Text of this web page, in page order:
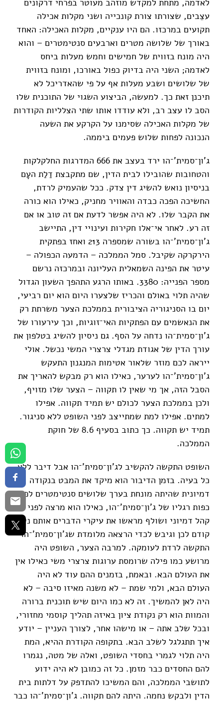
עצֵבים, שצורתו צורת קונכייה ושני מקלות אכילה
תקועים במרכזו. הם היו ענקיים, מקלות האכילה: האחד
באורך של שלושה מטרים וארבעים סנטימטרים – והוא
היה מונח בזווית של חמישים וחמש מעלות ביחס
לאדמה; השני היה בדיוק כפול באורכו, ומונח בזווית
של שלושים ושבע מעלות אף על פי שהאדריכל לא
תיכנן זאת כך. למעשה, הביצוע השגוי של התוכנית שלו
הסב לו עצב רב, ולא עודדו אותו שתי הצלליות הקודרות
של מקלות האכילה שסימנו על הקרקע את השעה
הנכונה לפחות שלוש פעמים ביממה.
ג'ון־סמית'־הו ירד בעצב את 666 המדרגות החלקלקות
והטחובות שהובילו לבית הדין, שם מתקבצת דַלַת העָם
בניסיון נואש להשיג דין צדק. ככל שהעמיק לרדת,
החשיכה הפכה כבדה והאוויר מחניק, כאילו הוא כורה
את הקבר שלו. לא היה אפשר לדעת אם זה טוב או אם
זה רע. לאחר אי־אלו חקירות ועינויי דין, התיישב
ג'ון־סמית'־הו בשורה שמספרה 213 ואחז בפתקית
הירקרקה שקיבל. סמל הממלכה – הדמעה הכפולה –
עיטר את הפינה השמאלית העליונה ובמרכזה נרשם
מספר הפנייה: 3380. באותו הרגע התהפך השעון הגדול
שהיה תלוי באולם והכריז שלצערו היום הוא יום רביעי,
יום בו הסניגוריה הציבורית בממלכת הצער משרתת רק
את הנאשמים עם הפתקיות האי־זוגיות, וכך עירעורו של
ג'ון־סמית־הו נדחה על הסף. גם ניסיון להשיג בטלפון את
עורך הדין של אגודת מגדלי צרצרי המשי נכשל. אולי
ייראה לכם מוזר שלאור אטימות המנגנון התעקש
ג'ון־סמית'־הו לערער, כאילו הוא רק מבקש להאריך את
הסבל הזה, אך מי שאין לו תקווה – הצער שלו מזויף,
ולכן בממלכת הצער לכולם יש תמיד תקווה. אפילו
למתים. אפילו למת שמתייצב לפני השופט ללא סניגור.
תמיד יש תקווה. כך כתוב בסעיף 8.6 של חוקת
הממלכה.
השופט התקשה להקשיב לג'ון־סמית'־הו אבל דיבר ללא
כל בעיה. בזמן הדיבור הוא מיקד את המבט בנקודה
דמיונית שהיתה מונחת בערך שלושים סנטימטרים לפי
כפות רגליו של ג'ון־סמית'־הו, כאילו הוא מרצה לפני
קהל דמיוני ושולף מראשו את עיקרי הדברים אותם ניסח
קודם לכן וגיבש לכדי הרצאה מלומדת שג'ון־סמית'־הו
התקשה לרדת לעומקה. למרבה הצער, השופט היה
מרושע כמו פילה שרומסת ערוגות צרצרי משי כאילו אין
את העולם הבא. ובאמת, בזמנים ההם עוד לא היה
העולם הבא, ולמי שמת – לא משנה מאיזו סיבה – לא
היה לאן להמשיך. זה לא כמו היום שיש תוכנית ברורה
והמוות הוא רק נקודת ציון באיזה תהליך קוסמי מחזורי,
ובכל שלב אתה – או מישהו אחר, לצורך העניין – יודע
איך תתגלגל לשלב הבא. בתקופה הקודרת ההיא, המת
היה תלוי לגמרי בחסדי השופט, ואלה של מטה, נגמרו
להם החסדים כבר מזמן. כל זה כמובן לא היה ידוע
לתושבי הממלכה, והם המשיכו להתדפק על דלתות בית
הדין ולבקש נחמה. היתה להם תקווה. ג'ון־סמית'־הו כבר